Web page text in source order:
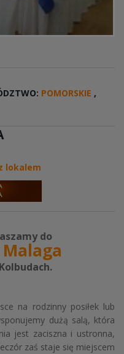
POMORSKIE ,
lokalem
do
na rodzinny posiłek lub
dużą salą, która
jest zaciszna i ustronna,
zaś staje się miejscem